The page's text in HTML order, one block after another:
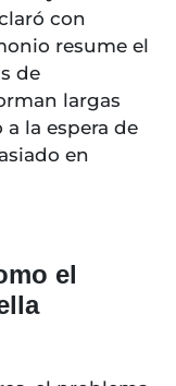
con
resume el
de
largas
la espera de
en
el